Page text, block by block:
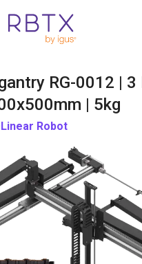
RG-0012 | 3
| 5kg
Linear Robot
浏览商店